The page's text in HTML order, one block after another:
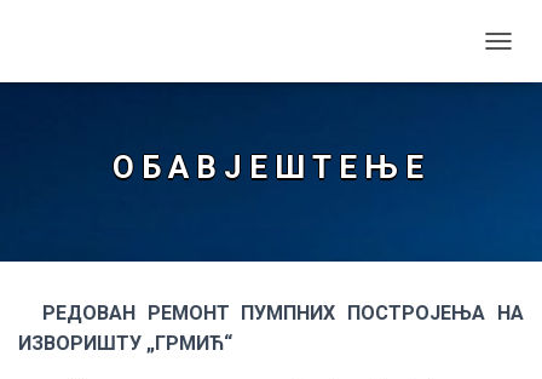
О Б А В Ј Е Ш Т Е Њ Е
РЕДОВАН РЕМОНТ ПУМПНИХ ПОСТРОЈЕЊА НА
ИЗВОРИШТУ „ГРМИЋ“